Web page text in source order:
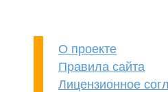
О проекте
Правила сайта
Лицензионное